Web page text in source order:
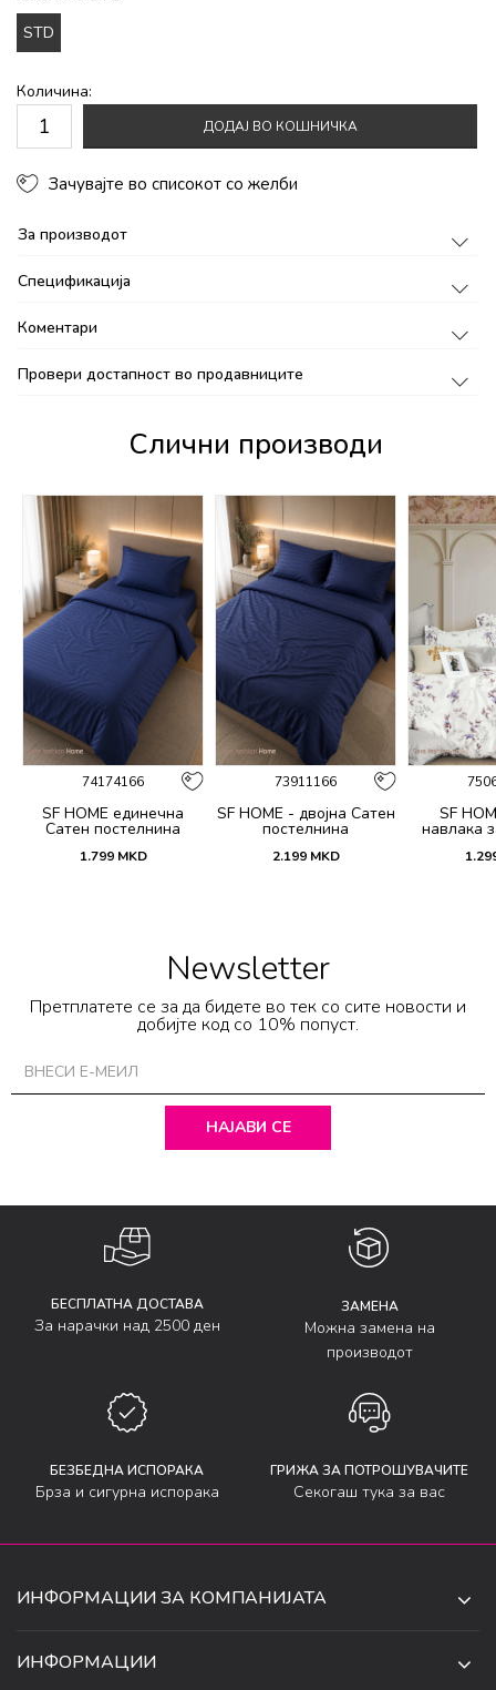
STD
Количина:
ДОДАЈ ВО КОШНИЧКА
Зачувајте во списокот со желби
За производот
Спецификација
Коментари
Провери достапност во продавниците
Слични производи
74174166
SF HOME единечна
Сатен постелнина
1.799 MKD
73911166
SF HOME - двојна Сатен
постелнина
2.199 MKD
SF
навлака
Newsletter
Претплатете се за да бидете во тек со сите новости и
добијте код со 10% попуст.
НАЈАВИ СЕ
БЕСПЛАТНА ДОСТАВА
За нарачки над 2500 ден
ЗАМЕНА
Можна замена на
производот
БЕЗБЕДНА ИСПОРАКА
Брза и сигурна испорака
ГРИЖА ЗА ПОТРОШУВАЧИТЕ
Секогаш тука за вас
ИНФОРМАЦИИ ЗА КОМПАНИЈАТА
ИНФОРМАЦИИ